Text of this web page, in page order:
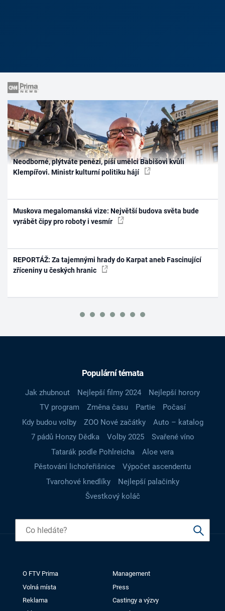
Neodborné, plýtváte penězi, píší umělci Babišovi kvůli
Klempířovi. Ministr kulturní politiku hájí
Muskova megalomanská vize: Největší budova světa bude
vyrábět čipy pro roboty i vesmír
REPORTÁŽ: Za tajemnými hrady do Karpat aneb Fascinující
zříceniny u českých hranic
Populární témata
Jak zhubnout Nejlepší filmy 2024
Nejlepší horory
TV program
Změna času Partie
Počasí
Kdy budou volby
ZOO Nové začátky
Auto – katalog
7 pádů Honzy Dědka
Volby 2025
Svařené víno
Tatarák podle Pohlreicha
Aloe vera
Pěstování lichořeřišnice
Výpočet ascendentu
Tvarohové knedlíky
Nejlepší palačinky
Švestkový koláč
O FTV Prima
Management
Volná místa
Press
Reklama
Castingy a výzvy